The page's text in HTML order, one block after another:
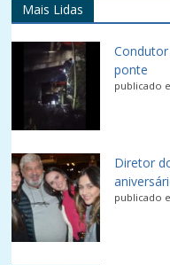
Mais Lidas
ponte
publicado
Diretor
publicado